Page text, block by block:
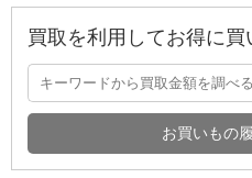
買取を利用してお得に買
お買いもの